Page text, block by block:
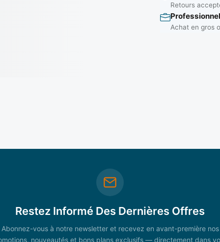
Retours
Achat en gros
Restez Informé Des Dernières Offres
Abonnez-vous à notre newsletter et recevez en avant-première nos
nouveautés et bons plans exclusifs — directement dans